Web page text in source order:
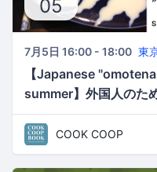
05
7月5日 16:00 - 18:00 東
【Japanese
summer】外国人のた
COOK COOP